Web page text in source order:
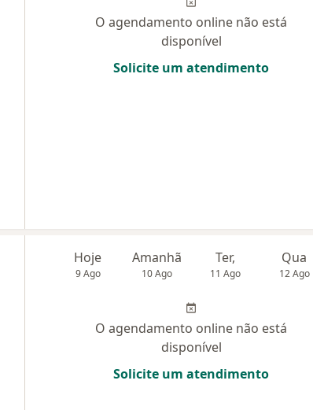
O agendamento online não está
disponível
Solicite um atendimento
Hoje
9 Ago
Amanhã
10 Ago
Ter,
11 Ago
Qua
12 Ago
O agendamento online não está
disponível
Solicite um atendimento